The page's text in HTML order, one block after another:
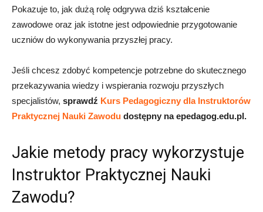
Pokazuje to, jak dużą rolę odgrywa dziś kształcenie
zawodowe oraz jak istotne jest odpowiednie przygotowanie
uczniów do wykonywania przyszłej pracy.
Jeśli chcesz zdobyć kompetencje potrzebne do skutecznego
przekazywania wiedzy i wspierania rozwoju przyszłych
specjalistów, sprawdź Kurs Pedagogiczny dla Instruktorów
Praktycznej Nauki Zawodu dostępny na epedagog.edu.pl.
Jakie metody pracy wykorzystuje
Instruktor Praktycznej Nauki
Zawodu?